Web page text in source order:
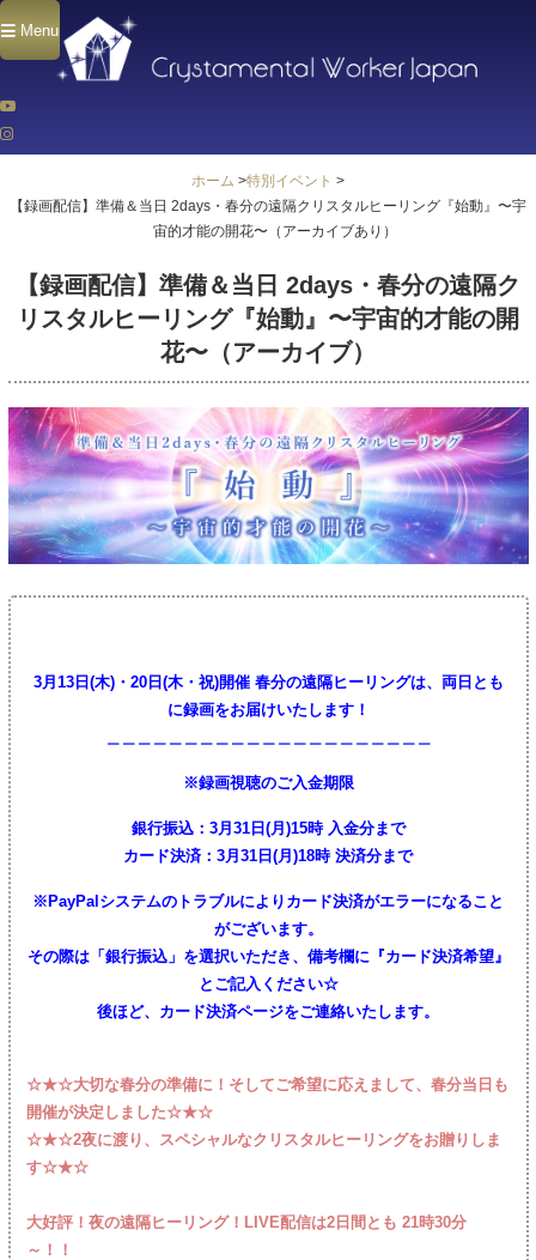
Menu
ホーム >特別イベント >
【録画配信】準備＆当日 2days・春分の遠隔クリスタルヒーリング『始動』〜宇
宙的才能の開花〜（アーカイブあり）
【録画配信】準備＆当日 2days・春分の遠隔ク
リスタルヒーリング『始動』〜宇宙的才能の開
花〜（アーカイブ）
3月13日(木)・20日(木・祝)開催 春分の遠隔ヒーリングは、両日とも
に録画をお届けいたします！
※録画視聴のご入金期限
銀行振込：3月31日(月)15時 入金分まで
カード決済：3月31日(月)18時 決済分まで
※PayPalシステムのトラブルによりカード決済がエラーになること
がございます。
その際は「銀行振込」を選択いただき、備考欄に『カード決済希望』
とご記入ください☆
後ほど、カード決済ページをご連絡いたします。
☆★☆大切な春分の準備に！そしてご希望に応えまして、春分当日も
開催が決定しました☆★☆
☆★☆2夜に渡り、スペシャルなクリスタルヒーリングをお贈りしま
す☆★☆
大好評！夜の遠隔ヒーリング！LIVE配信は2日間とも 21時30分
～！！